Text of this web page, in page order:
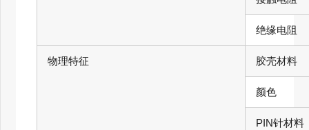
绝缘电阻
物理特征 胶壳材料
颜色
PIN针材料